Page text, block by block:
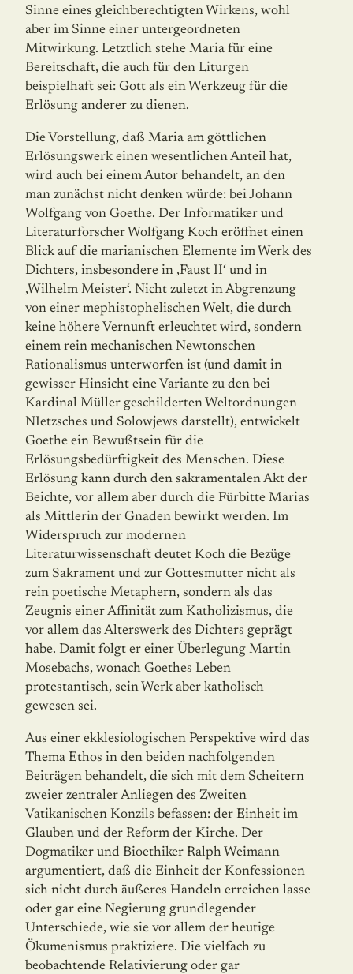
Sinne eines gleichberechtigten Wirkens, wohl
aber im Sinne einer untergeordneten
Mitwirkung. Letztlich stehe Maria für eine
Bereitschaft, die auch für den Liturgen
beispielhaft sei: Gott als ein Werkzeug für die
Erlösung anderer zu dienen.
Die Vorstellung, daß Maria am göttlichen
Erlösungswerk einen wesentlichen Anteil hat,
wird auch bei einem Autor behandelt, an den
man zunächst nicht denken würde: bei Johann
Wolfgang von Goethe. Der Informatiker und
Literaturforscher Wolfgang Koch eröffnet einen
Blick auf die marianischen Elemente im Werk des
Dichters, insbesondere in ‚Faust II‘ und in
‚Wilhelm Meister‘. Nicht zuletzt in Abgrenzung
von einer mephistophelischen Welt, die durch
keine höhere Vernunft erleuchtet wird, sondern
einem rein mechanischen Newtonschen
Rationalismus unterworfen ist (und damit in
gewisser Hinsicht eine Variante zu den bei
Kardinal Müller geschilderten Weltordnungen
NIetzsches und Solowjews darstellt), entwickelt
Goethe ein Bewußtsein für die
Erlösungsbedürftigkeit des Menschen. Diese
Erlösung kann durch den sakramentalen Akt der
Beichte, vor allem aber durch die Fürbitte Marias
als Mittlerin der Gnaden bewirkt werden. Im
Widerspruch zur modernen
Literaturwissenschaft deutet Koch die Bezüge
zum Sakrament und zur Gottesmutter nicht als
rein poetische Metaphern, sondern als das
Zeugnis einer Affinität zum Katholizismus, die
vor allem das Alterswerk des Dichters geprägt
habe. Damit folgt er einer Überlegung Martin
Mosebachs, wonach Goethes Leben
protestantisch, sein Werk aber katholisch
gewesen sei.
Aus einer ekklesiologischen Perspektive wird das
Thema Ethos in den beiden nachfol­genden
Beiträgen behandelt, die sich mit dem Scheitern
zweier zentraler Anliegen des Zweiten
Vatikanischen Konzils befassen: der Einheit im
Glauben und der Reform der Kirche. Der
Dogmatiker und Bioethiker Ralph Weimann
argumentiert, daß die Einheit der Konfessionen
sich nicht durch äußeres Handeln erreichen lasse
oder gar eine Negierung grundlegender
Unterschiede, wie sie vor allem der heutige
Ökumenismus praktiziere. Die vielfach zu
beobachtende Relativierung oder gar